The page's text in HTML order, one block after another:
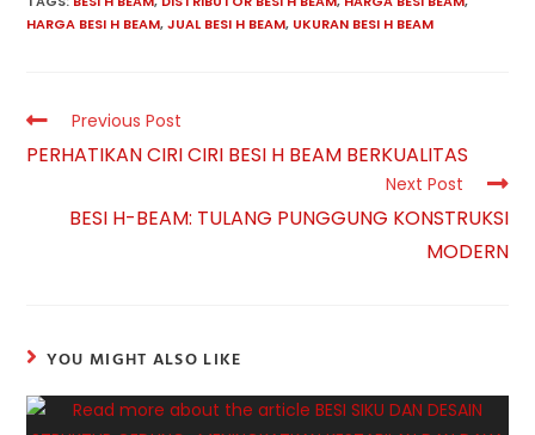
HARGA BESI H BEAM, JUAL BESI H BEAM, UKURAN BESI H BEAM
Read
more
articles
Previous Post
PERHATIKAN CIRI CIRI BESI H BEAM BERKUALITAS
Next Post
BESI H-BEAM: TULANG PUNGGUNG KONSTRUKSI
MODERN
YOU MIGHT ALSO LIKE